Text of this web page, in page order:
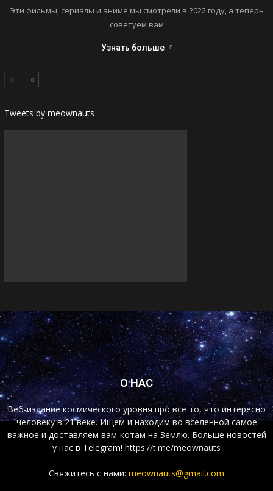
Эти фильмы, сериалы и аниме мы смотрели в 2022 году, а теперь
советуем вам
Узнать больше
Tweets by meownauts
О НАС
Веб-издание космического уровня про все то, что интересно
человеку в 21 веке. Ищем и находим во вселенной самое
важное и доставляем вам-котам на Землю. Больше новостей
у нас в Telegram! https://t.me/meownauts
Свяжитесь с нами: meownauts@gmail.com